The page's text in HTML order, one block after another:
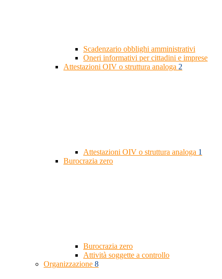
Scadenzario obblighi amministrativi
Oneri informativi per cittadini e imprese
Attestazioni OIV o struttura analoga 2
Attestazioni OIV o struttura analoga 1
Burocrazia zero
Burocrazia zero
Attività soggette a controllo
Organizzazione 8